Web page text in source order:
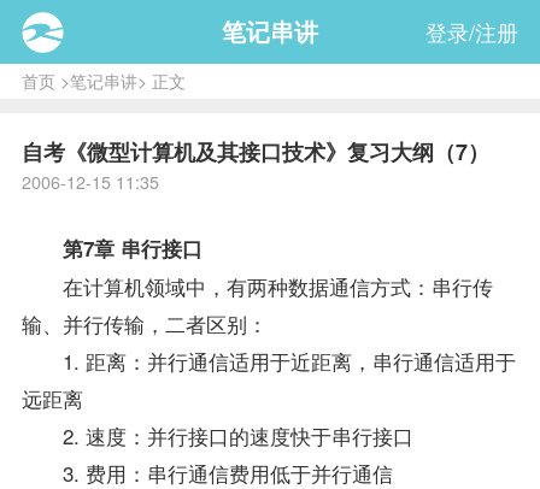
笔记串讲 登录/注册
首页>笔记串讲> 正文
自考《微型计算机及其接口技术》复习大纲（7）
2006-12-15 11:35
第7章 串行接口
在计算机领域中，有两种数据通信方式：串行传
输、并行传输，二者区别：
1. 距离：并行通信适用于近距离，串行通信适用于
远距离
2. 速度：并行接口的速度快于串行接口
3. 费用：串行通信费用低于并行通信